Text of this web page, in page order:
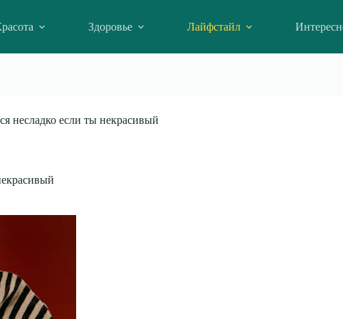
Здоровье Лайфстайл
несладко если ты некрасивый